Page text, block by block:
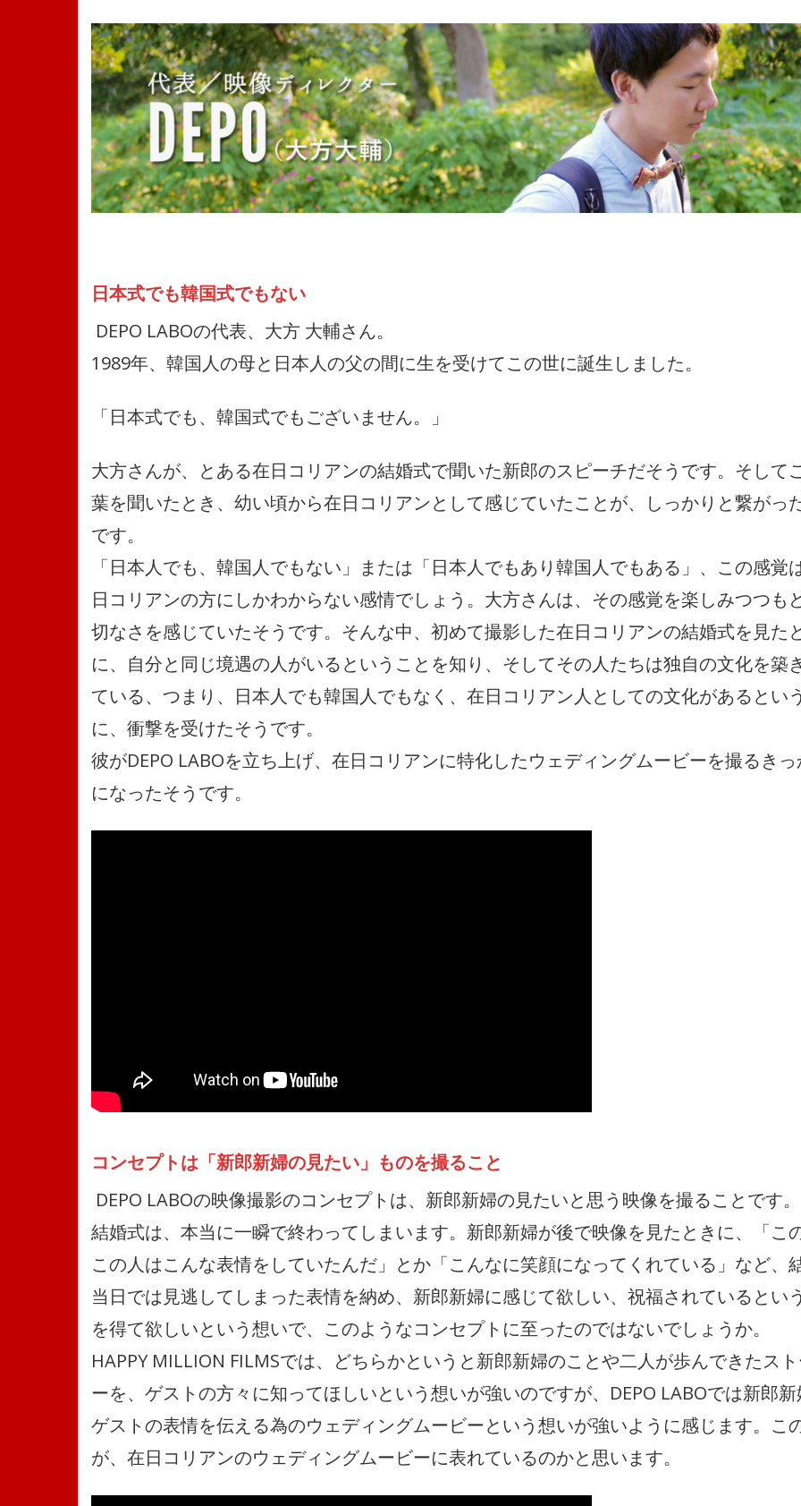
日本式でも韓国式でもない
DEPO LABOの代表、大方 大輔さん。
1989年、韓国人の母と日本人の父の間に生を受けてこの世に誕生しました。
「日本式でも、韓国式でもございません。」
大方さんが、とある在日コリアンの結婚式で聞いた新郎のスピーチだそうです。そして
葉を聞いたとき、幼い頃から在日コリアンとして感じていたことが、しっかりと繋がっ
です。
「日本人でも、韓国人でもない」または「日本人でもあり韓国人でもある」、この感覚
日コリアンの方にしかわからない感情でしょう。大方さんは、その感覚を楽しみつつも
切なさを感じていたそうです。そんな中、初めて撮影した在日コリアンの結婚式を見た
に、自分と同じ境遇の人がいるということを知り、そしてその人たちは独自の文化を築
ている、つまり、日本人でも韓国人でもなく、在日コリアン人としての文化があるとい
に、衝撃を受けたそうです。
彼がDEPO LABOを立ち上げ、在日コリアンに特化したウェディングムービーを撮るき
になったそうです。
コンセプトは「新郎新婦の見たい」ものを撮ること
DEPO LABOの映像撮影のコンセプトは、新郎新婦の見たいと思う映像を撮ることです。
結婚式は、本当に一瞬で終わってしまいます。新郎新婦が後で映像を見たときに、「こ
この人はこんな表情をしていたんだ」とか「こんなに笑顔になってくれている」など、
当日では見逃してしまった表情を納め、新郎新婦に感じて欲しい、祝福されているとい
を得て欲しいという想いで、このようなコンセプトに至ったのではないでしょうか。
HAPPY MILLION FILMSでは、どちらかというと新郎新婦のことや二人が歩んできたス
ーを、ゲストの方々に知ってほしいという想いが強いのですが、DEPO LABOでは新郎
ゲストの表情を伝える為のウェディングムービーという想いが強いように感じます。こ
が、在日コリアンのウェディングムービーに表れているのかと思います。